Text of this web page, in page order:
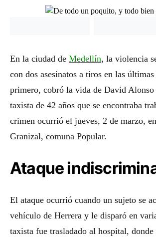
En la ciudad de Medellín, la violencia
con dos asesinatos a tiros en las
primero, cobró la vida de David Alonso
taxista de 42 años que se encontraba
crimen ocurrió el jueves, 2 de marzo,
Granizal, comuna Popular.
Ataque
El ataque ocurrió cuando un sujeto se
vehículo de Herrera y le disparó en
taxista fue trasladado al hospital, donde